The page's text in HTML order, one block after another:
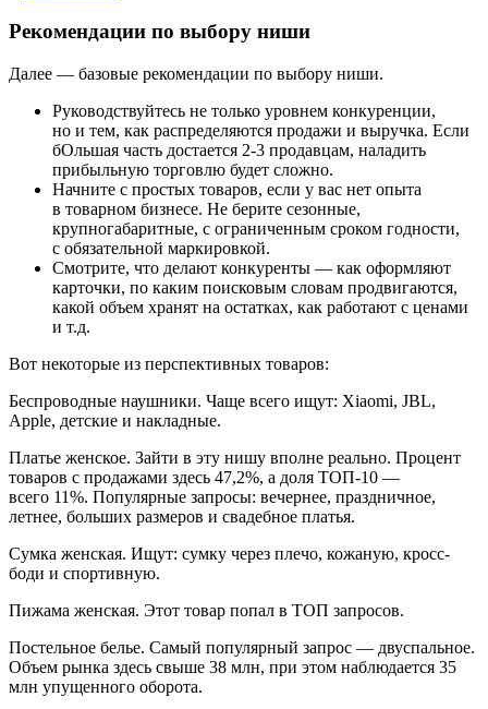
Рекомендации по выбору ниши
Далее — базовые рекомендации по выбору ниши.
Руководствуйтесь не только уровнем конкуренции,
но и тем, как распределяются продажи и выручка. Если
бОльшая часть достается 2‑3 продавцам, наладить
прибыльную торговлю будет сложно.
Начните с простых товаров, если у вас нет опыта
в товарном бизнесе. Не берите сезонные,
крупногабаритные, с ограниченным сроком годности,
с обязательной маркировкой.
Смотрите, что делают конкуренты — как оформляют
карточки, по каким поисковым словам продвигаются,
какой объем хранят на остатках, как работают с ценами
и т.д.
Вот некоторые из перспективных товаров:
Беспроводные наушники. Чаще всего ищут: Xiaomi, JBL,
Apple, детские и накладные.
Платье женское. Зайти в эту нишу вполне реально. Процент
товаров с продажами здесь 47,2%, а доля ТОП-10 —
всего 11%. Популярные запросы: вечернее, праздничное,
летнее, больших размеров и свадебное платья.
Сумка женская. Ищут: сумку через плечо, кожаную, кросс-
боди и спортивную.
Пижама женская. Этот товар попал в ТОП запросов.
Постельное белье. Самый популярный запрос — двуспальное.
Объем рынка здесь свыше 38 млн, при этом наблюдается 35
млн упущенного оборота.